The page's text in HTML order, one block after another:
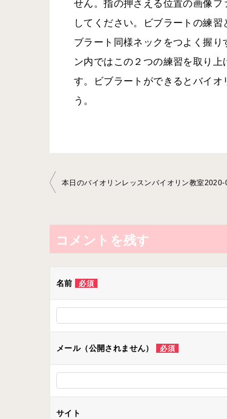
せん。指の押さえる位置の画像
してください。ビブラートの練
ブラート同様ネックをつよく握
ン内ではこの２つの練習を取り
す。ビブラートができるとバイオ
う。
投
ビ
ゲ
ー
本日のバイオリンレッスンバイオリン教室
コメントを残す
名前 必須
メール（公開されません） 必須
サイト